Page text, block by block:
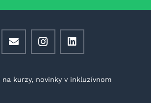
na kurzy, novinky v inkluzívnom